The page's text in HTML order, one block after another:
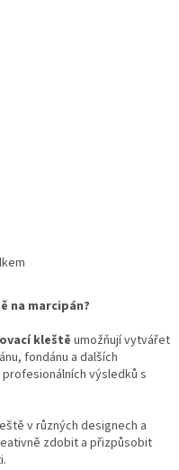
na marcipán?
kleštěumožňují vytvářet
fondánu a dalších
výsledků s
v různých designech a
zdobit a přizpůsobit